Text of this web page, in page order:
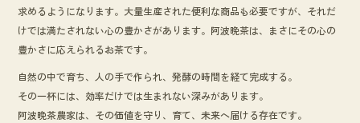
求めるようになります。大量生産された便利な商品も必要ですが、それだ
けでは満たされない心の豊かさがあります。阿波晩茶は、まさにその心の
豊かさに応えられるお茶です。
自然の中で育ち、人の手で作られ、発酵の時間を経て完成する。
その一杯には、効率だけでは生まれない深みがあります。
阿波晩茶農家は、その価値を守り、育て、未来へ届ける存在です。